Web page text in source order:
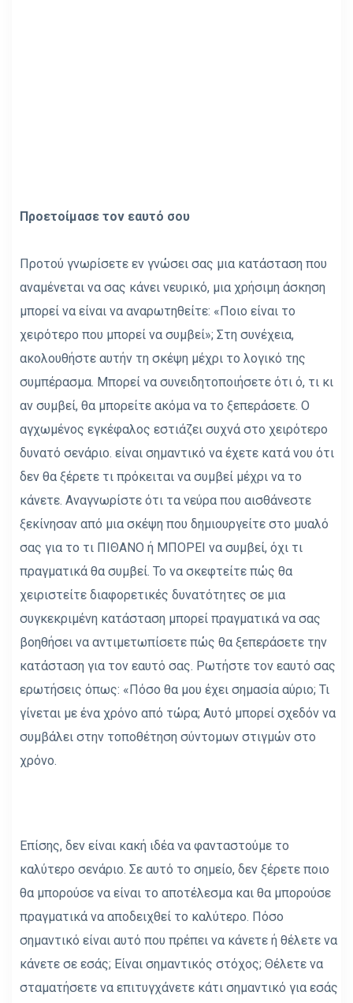
Προετοίμασε τον εαυτό σου
Προτού γνωρίσετε εν γνώσει σας μια κατάσταση που
αναμένεται να σας κάνει νευρικό, μια χρήσιμη άσκηση
μπορεί να είναι να αναρωτηθείτε: «Ποιο είναι το
χειρότερο που μπορεί να συμβεί»; Στη συνέχεια,
ακολουθήστε αυτήν τη σκέψη μέχρι το λογικό της
συμπέρασμα. Μπορεί να συνειδητοποιήσετε ότι ό, τι κι
αν συμβεί, θα μπορείτε ακόμα να το ξεπεράσετε. Ο
αγχωμένος εγκέφαλος εστιάζει συχνά στο χειρότερο
δυνατό σενάριο. είναι σημαντικό να έχετε κατά νου ότι
δεν θα ξέρετε τι πρόκειται να συμβεί μέχρι να το
κάνετε. Αναγνωρίστε ότι τα νεύρα που αισθάνεστε
ξεκίνησαν από μια σκέψη που δημιουργείτε στο μυαλό
σας για το τι ΠΙΘΑΝΟ ή ΜΠΟΡΕΙ να συμβεί, όχι τι
πραγματικά θα συμβεί. Το να σκεφτείτε πώς θα
χειριστείτε διαφορετικές δυνατότητες σε μια
συγκεκριμένη κατάσταση μπορεί πραγματικά να σας
βοηθήσει να αντιμετωπίσετε πώς θα ξεπεράσετε την
κατάσταση για τον εαυτό σας. Ρωτήστε τον εαυτό σας
ερωτήσεις όπως: «Πόσο θα μου έχει σημασία αύριο; Τι
γίνεται με ένα χρόνο από τώρα; Αυτό μπορεί σχεδόν να
συμβάλει στην τοποθέτηση σύντομων στιγμών στο
χρόνο.
Επίσης, δεν είναι κακή ιδέα να φανταστούμε το
καλύτερο σενάριο. Σε αυτό το σημείο, δεν ξέρετε ποιο
θα μπορούσε να είναι το αποτέλεσμα και θα μπορούσε
πραγματικά να αποδειχθεί το καλύτερο. Πόσο
σημαντικό είναι αυτό που πρέπει να κάνετε ή θέλετε να
κάνετε σε εσάς; Είναι σημαντικός στόχος; Θέλετε να
σταματήσετε να επιτυγχάνετε κάτι σημαντικό για εσάς